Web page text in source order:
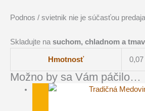
Podnos / svietnik nie je súčasťou
Skladujte na suchom, chladnom a
Hmotnosť 0,07
Možno by sa Vám páčilo…